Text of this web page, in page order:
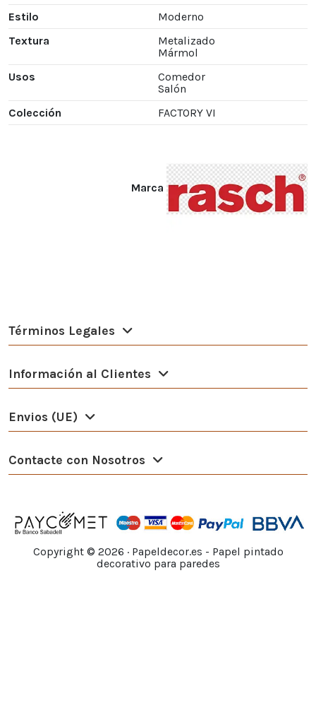
Estilo
Moderno
Textura
Metalizado
Mármol
Usos
Comedor
Salón
Colección
FACTORY VI
Marca
Términos Legales
Información al Clientes
Envios (UE)
Contacte con Nosotros
Copyright © 2026 · Papeldecor.es - Papel pintado
decorativo para paredes